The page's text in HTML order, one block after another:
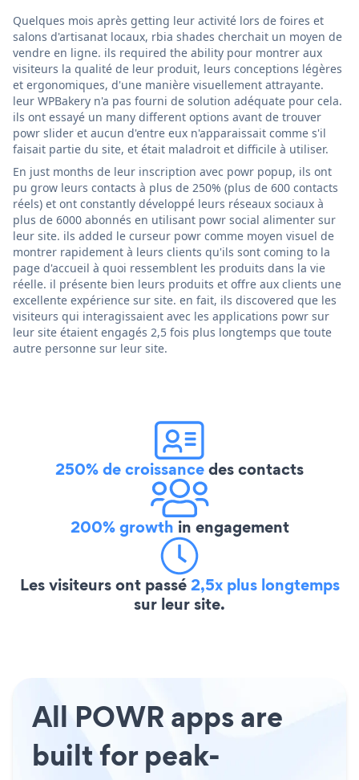
Quelques mois après getting leur activité lors de foires et
salons d'artisanat locaux, rbia shades cherchait un moyen de
vendre en ligne. ils required the ability pour montrer aux
visiteurs la qualité de leur produit, leurs conceptions légères
et ergonomiques, d'une manière visuellement attrayante.
leur WPBakery n'a pas fourni de solution adéquate pour cela.
ils ont essayé un many different options avant de trouver
powr slider et aucun d'entre eux n'apparaissait comme s'il
faisait partie du site, et était maladroit et difficile à utiliser.
En just months de leur inscription avec powr popup, ils ont
pu grow leurs contacts à plus de 250% (plus de 600 contacts
réels) et ont constantly développé leurs réseaux sociaux à
plus de 6000 abonnés en utilisant powr social alimenter sur
leur site. ils added le curseur powr comme moyen visuel de
montrer rapidement à leurs clients qu'ils sont coming to la
page d'accueil à quoi ressemblent les produits dans la vie
réelle. il présente bien leurs produits et offre aux clients une
excellente expérience sur site. en fait, ils discovered que les
visiteurs qui interagissaient avec les applications powr sur
leur site étaient engagés 2,5 fois plus longtemps que toute
autre personne sur leur site.
250% de croissancedes contacts
200% growth in engagement
Les visiteurs ont passé2,5x plus longtemps
sur leur site.
All POWR apps are
built for peak-